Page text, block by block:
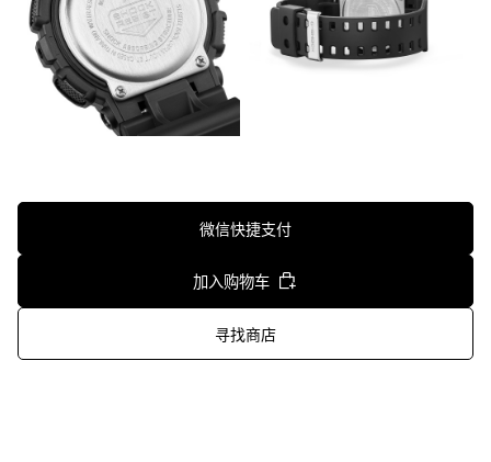
微信快捷支付
加入购物车
寻找商店